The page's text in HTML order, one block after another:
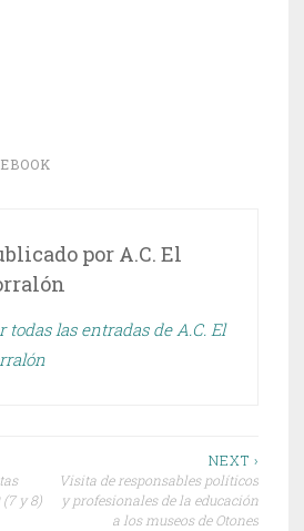
por A.C. El
todas las entradas de A.C. El
(7 y 8)
NEXT ›
Visita de responsables políticos
y profesionales de la educación
a los museos de Otones